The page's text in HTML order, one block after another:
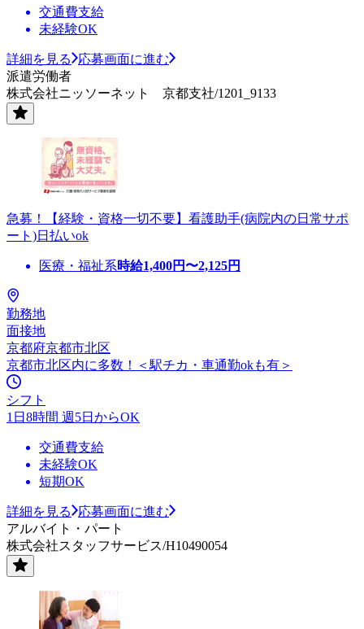
交通費支給
未経験OK
詳細を見る
応募画面に進む
派遣労働者
株式会社ニッソーネット 京都支社/1201_9133
急募！【経験・資格一切不要】看護助手(病院内の日常サポ
ート)日払いok
医療・福祉系時給1,400円〜2,125円
勤務地
面接地
京都府京都市北区
京都市北区内に多数！＜駅チカ・車通勤okも有＞
シフト
1日8時間 週5日からOK
交通費支給
未経験OK
短期OK
詳細を見る
応募画面に進む
アルバイト・パート
株式会社スタッフサービス/H10490054